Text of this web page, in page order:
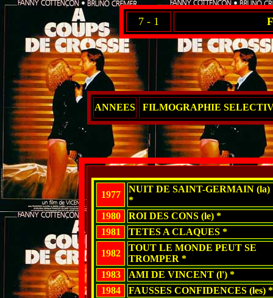
7 - 1
ANNEES FILMOGRAPHIE
1977
NUIT DE SAINT-GERMAIN (la)
*
1980
ROI DES CONS (le) *
1981
TETES A CLAQUES *
1982
TOUT LE MONDE PEUT SE
TROMPER *
1983
AMI DE VINCENT (l') *
1984
FAUSSES CONFIDENCES (les) *